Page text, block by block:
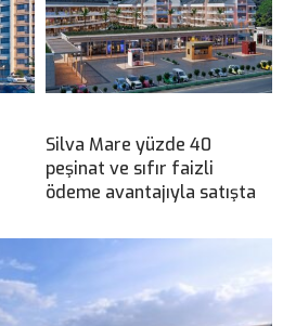
Silva Mare yüzde 40
peşinat ve sıfır faizli
ödeme avantajıyla satışta